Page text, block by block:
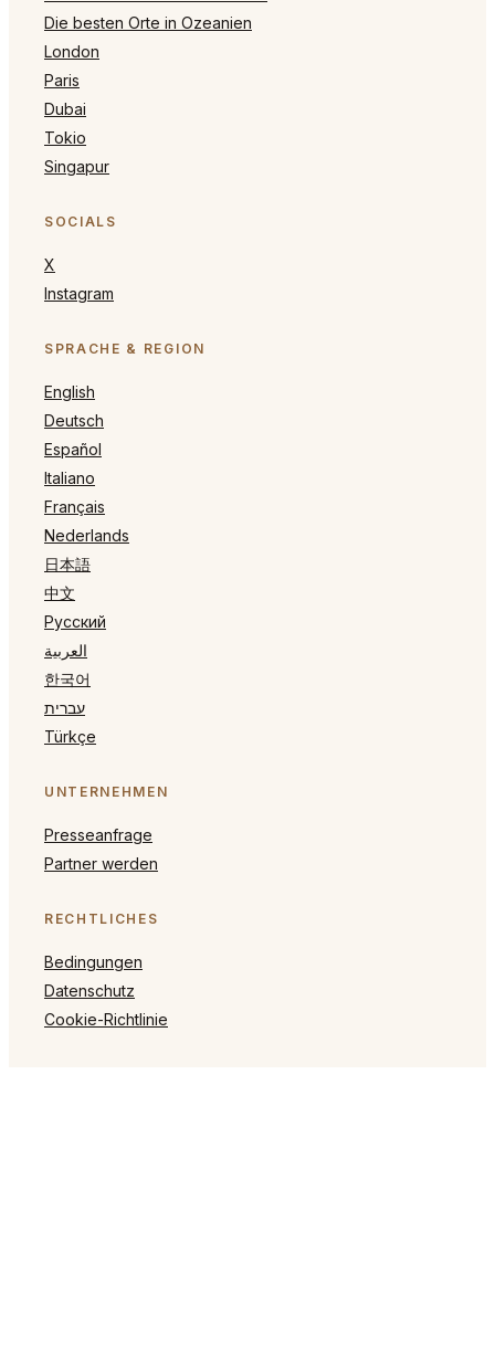
Die besten Orte in Ozeanien
London
Paris
Dubai
Tokio
Singapur
SOCIALS
X
Instagram
SPRACHE & REGION
English
Deutsch
Español
Italiano
Français
Nederlands
日本語
中文
Русский
العربية
한국어
עברית
Türkçe
UNTERNEHMEN
Presseanfrage
Partner werden
RECHTLICHES
Bedingungen
Datenschutz
Cookie-Richtlinie